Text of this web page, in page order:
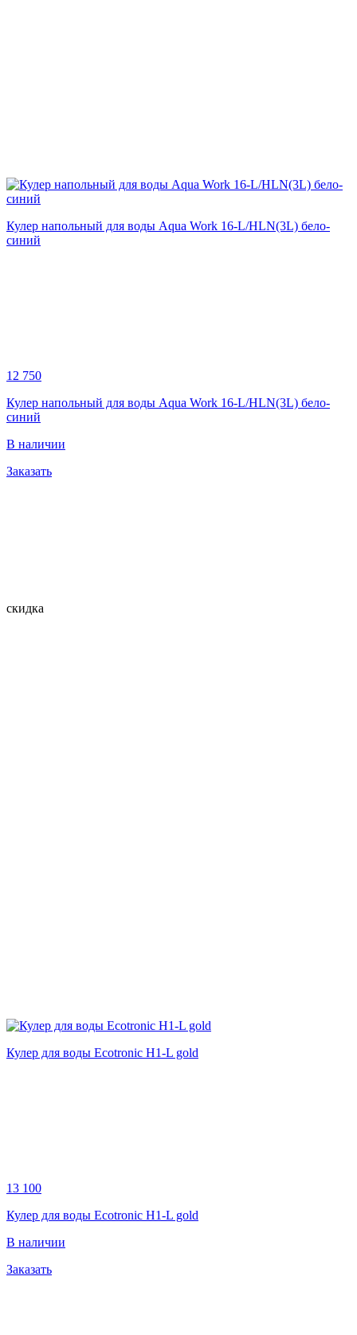
Кулер напольный для воды Aqua Work 16-L/HLN(3L) бело-
синий
12 750
Кулер напольный для воды Aqua Work 16-L/HLN(3L) бело-
синий
В наличии
Заказать
скидка
Кулер для воды Ecotronic H1-L gold
13 100
Кулер для воды Ecotronic H1-L gold
В наличии
Заказать